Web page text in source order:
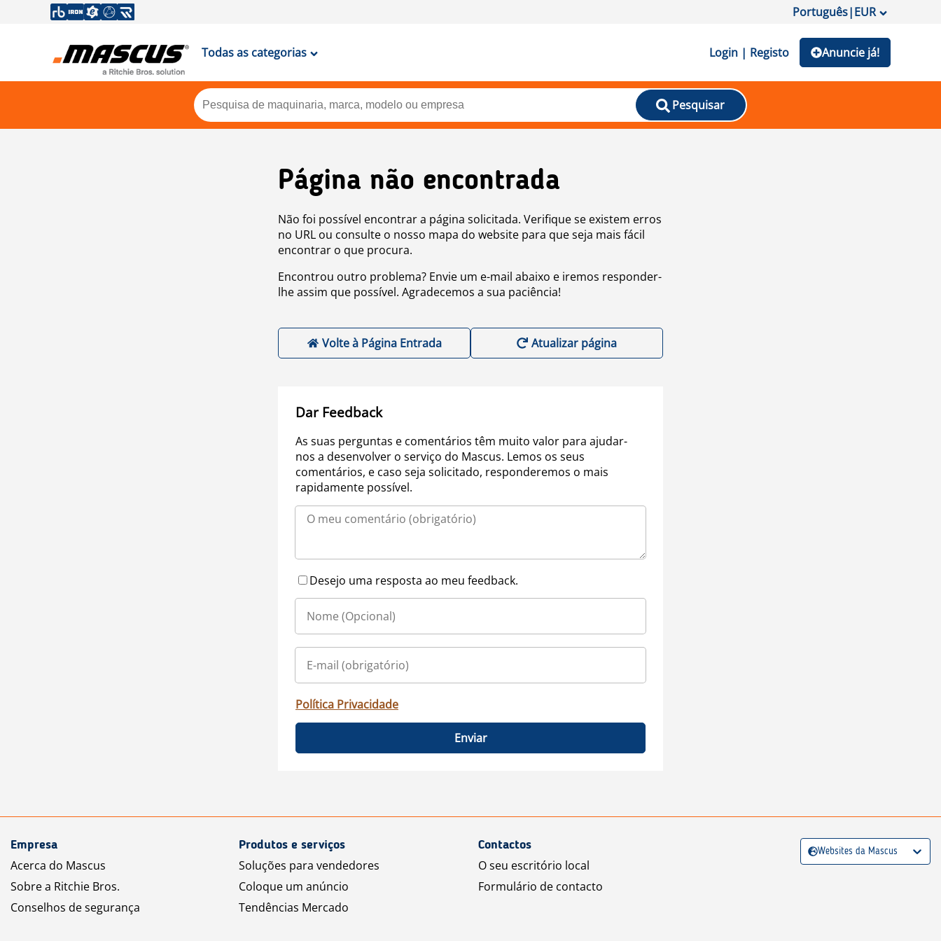
Português|EUR
Todas as categorias Login | Registo Anuncie já!
Pesquisar
Página não encontrada
Não foi possível encontrar a página solicitada. Verifique se existem erros
no URL ou consulte o nosso mapa do website para que seja mais fácil
encontrar o que procura.
Encontrou outro problema? Envie um e-mail abaixo e iremos responder-
lhe assim que possível. Agradecemos a sua paciência!
Volte à Página Entrada Atualizar página
Dar Feedback
As suas perguntas e comentários têm muito valor para ajudar-
nos a desenvolver o serviço do Mascus. Lemos os seus
comentários, e caso seja solicitado, responderemos o mais
rapidamente possível.
Desejo uma resposta ao meu feedback.
Política Privacidade
Enviar
Empresa
Acerca do Mascus
Sobre a Ritchie Bros.
Conselhos de segurança
Produtos e serviços
Soluções para vendedores
Coloque um anúncio
Tendências Mercado
Contactos
O seu escritório local
Formulário de contacto
Websites da Mascus